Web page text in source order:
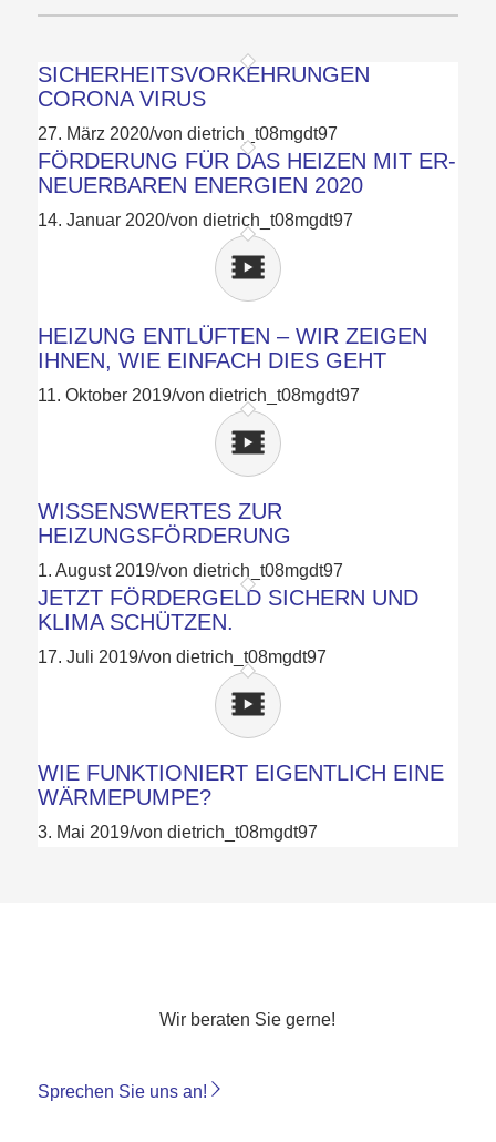
SICHERHEITSVORKEHRUNGEN
CORONA VIRUS
27. März 2020/von dietrich_t08mgdt97
FÖRDERUNG FÜR DAS HEI­ZEN MIT ER­
NEU­ER­BA­REN ENER­GI­EN 2020
14. Januar 2020/von dietrich_t08mgdt97
HEIZUNG ENTLÜFTEN – WIR ZEIGEN
IHNEN, WIE EINFACH DIES GEHT
11. Oktober 2019/von dietrich_t08mgdt97
WISSENSWERTES ZUR
HEIZUNGSFÖRDERUNG
1. August 2019/von dietrich_t08mgdt97
JETZT FÖRDERGELD SICHERN UND
KLIMA SCHÜTZEN.
17. Juli 2019/von dietrich_t08mgdt97
WIE FUNKTIONIERT EIGENTLICH EINE
WÄRMEPUMPE?
3. Mai 2019/von dietrich_t08mgdt97
Wir beraten Sie gerne!
Sprechen Sie uns an!